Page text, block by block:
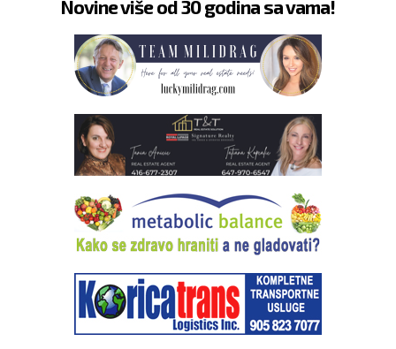
Novine više od 30 godina sa vama!